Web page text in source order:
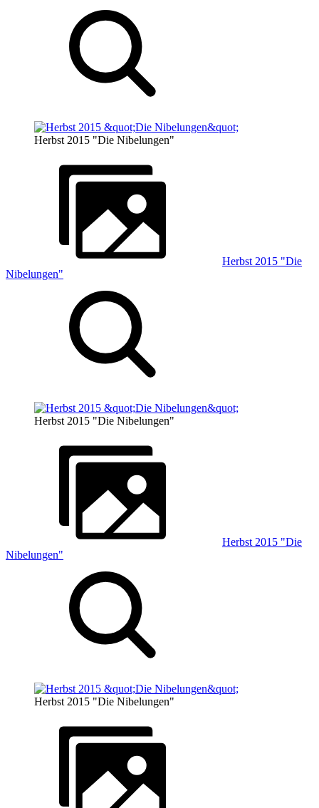
Herbst 2015 "Die Nibelungen"
Herbst 2015 "Die
Nibelungen"
Herbst 2015 "Die Nibelungen"
Herbst 2015 "Die
Nibelungen"
Herbst 2015 "Die Nibelungen"